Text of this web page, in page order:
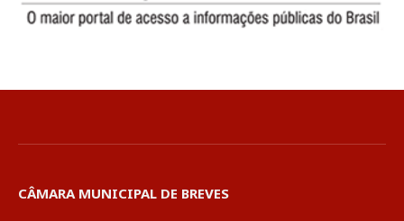
CÂMARA MUNICIPAL DE BREVES